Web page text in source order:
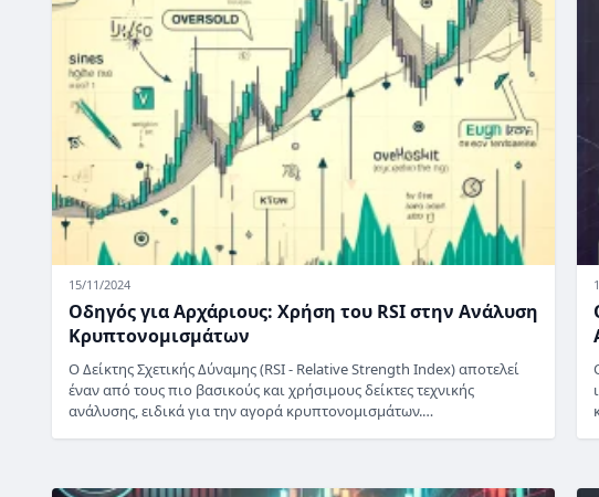
15/11/2024
Οδηγός για Αρχάριους: Χρήση του RSI στην Ανάλυση
Κρυπτονομισμάτων
Ο Δείκτης Σχετικής Δύναμης (RSI - Relative Strength Index) αποτελεί
έναν από τους πιο βασικούς και χρήσιμους δείκτες τεχνικής
ανάλυσης, ειδικά για την αγορά κρυπτονομισμάτων.…